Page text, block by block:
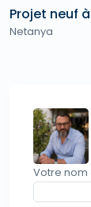
Projet neuf
Netanya
Votre